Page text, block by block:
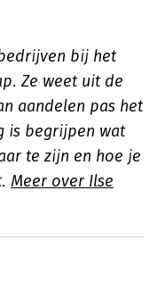
bij het
Ze weet uit de
aandelen pas het
is begrijpen wat
te zijn en hoe je
Meer over Ilse